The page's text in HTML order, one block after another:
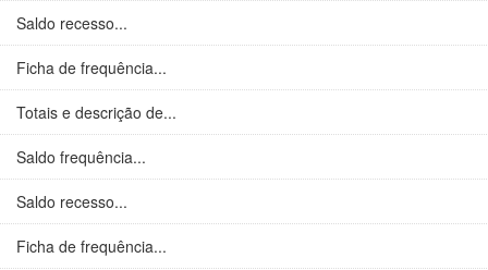
Saldo recesso...
Ficha de frequência...
Totais e descrição de...
Saldo frequência...
Saldo recesso...
Ficha de frequência...